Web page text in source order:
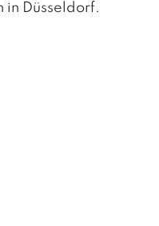
in Düsseldorf.